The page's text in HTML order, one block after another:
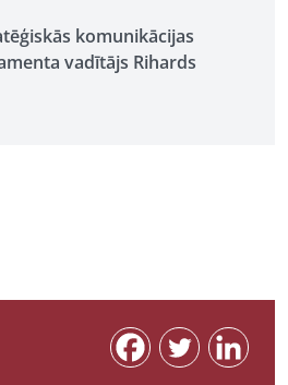
komunikācijas
vadītājs Rihards